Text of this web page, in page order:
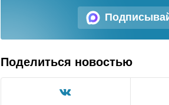
Поделиться новостью